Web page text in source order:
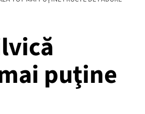
puţine